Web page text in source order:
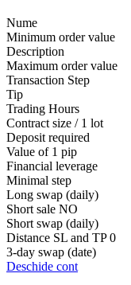
Nume
Minimum order value
Description
Maximum order value
Transaction Step
Tip
Trading Hours
Contract size / 1 lot
Deposit required
Value of 1 pip
Financial leverage
Minimal step
Long swap (daily)
Short sale NO
Short swap (daily)
Distance SL and TP 0
3-day swap (date)
Deschide cont